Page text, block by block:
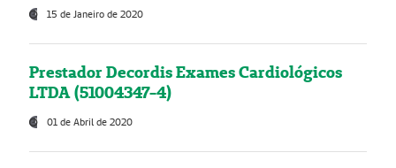
15 de Janeiro de 2020
Prestador Decordis Exames Cardiológicos
LTDA (51004347-4)
01 de Abril de 2020